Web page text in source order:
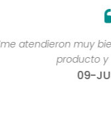
atendieron muy
producto y
09-